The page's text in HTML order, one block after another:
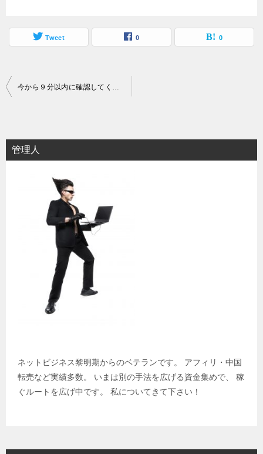
Tweet 0 0
投
ビ
ゲ
今から９分以内に確認してください
管理人
ネットビジネス黎明期からのベテランです。 アフィリ・中国
転売など実績多数。 いまは別の手法を広げる資金集めで、 稼
ぐルートを広げ中です。 私についてきて下さい！